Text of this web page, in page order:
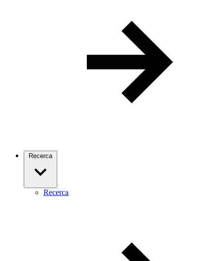
Recerca
Recerca